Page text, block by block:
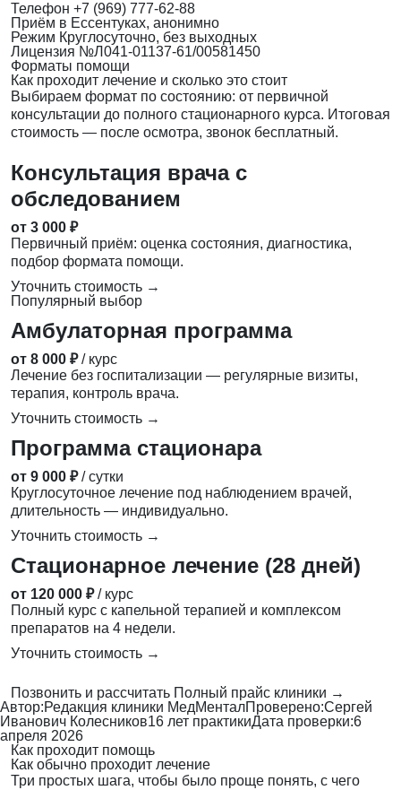
Телефон +7 (969) 777-62-88
Приём в Ессентуках, анонимно
Режим Круглосуточно, без выходных
Лицензия №Л041-01137-61/00581450
Форматы помощи
Как проходит лечение и сколько это стоит
Выбираем формат по состоянию: от первичной
консультации до полного стационарного курса. Итоговая
стоимость — после осмотра, звонок бесплатный.
Консультация врача с
обследованием
от 3 000 ₽
Первичный приём: оценка состояния, диагностика,
подбор формата помощи.
Уточнить стоимость →
Популярный выбор
Амбулаторная программа
от 8 000 ₽ / курс
Лечение без госпитализации — регулярные визиты,
терапия, контроль врача.
Уточнить стоимость →
Программа стационара
от 9 000 ₽ / сутки
Круглосуточное лечение под наблюдением врачей,
длительность — индивидуально.
Уточнить стоимость →
Стационарное лечение (28 дней)
от 120 000 ₽ / курс
Полный курс с капельной терапией и комплексом
препаратов на 4 недели.
Уточнить стоимость →
Позвонить и рассчитать Полный прайс клиники →
Автор:Редакция клиники МедМенталПроверено:Сергей
Иванович Колесников16 лет практикиДата проверки:6
апреля 2026
Как проходит помощь
Как обычно проходит лечение
Три простых шага, чтобы было проще понять, с чего